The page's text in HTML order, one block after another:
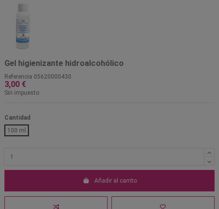
Gel higienizante hidroalcohólico
Referencia 05620000430
3,00 €
Sin impuesto
Cantidad
100 ml
Añadir al carrito